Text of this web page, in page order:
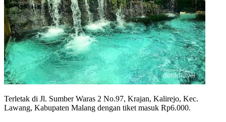
Terletak di Jl. Sumber Waras 2 No.97, Krajan, Kalirejo, Kec.
Lawang, Kabupaten Malang dengan tiket masuk Rp6.000.